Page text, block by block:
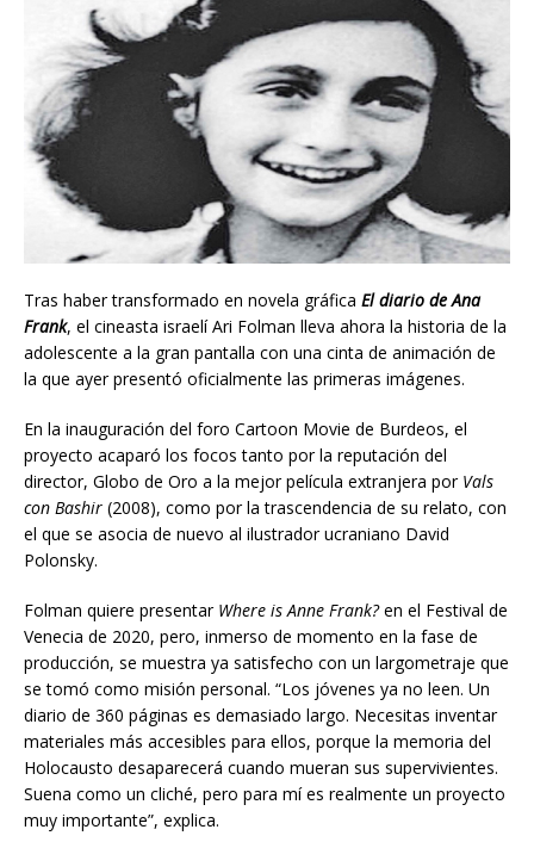
Tras haber transformado en novela gráfica El diario de Ana
Frank, el cineasta israelí Ari Folman lleva ahora la historia de la
adolescente a la gran pantalla con una cinta de animación de
la que ayer presentó oficialmente las primeras imágenes.
En la inauguración del foro Cartoon Movie de Burdeos, el
proyecto acaparó los focos tanto por la reputación del
director, Globo de Oro a la mejor película extranjera por Vals
con Bashir (2008), como por la trascendencia de su relato, con
el que se asocia de nuevo al ilustrador ucraniano David
Polonsky.
Folman quiere presentar Where is Anne Frank?en el Festival de
Venecia de 2020, pero, inmerso de momento en la fase de
producción, se muestra ya satisfecho con un largometraje que
se tomó como misión personal. “Los jóvenes ya no leen. Un
diario de 360 páginas es demasiado largo. Necesitas inventar
materiales más accesibles para ellos, porque la memoria del
Holocausto desaparecerá cuando mueran sus supervivientes.
Suena como un cliché, pero para mí es realmente un proyecto
muy importante”, explica.